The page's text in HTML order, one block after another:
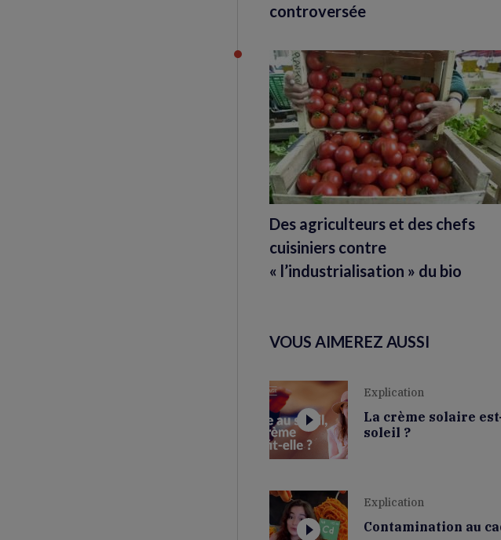
controversée
Des agriculteurs et des chefs
cuisiniers contre
« l’industrialisation » du bio
VOUS AIMEREZ AUSSI
Explication
La crème solaire
soleil ?
Explication
Contamination au